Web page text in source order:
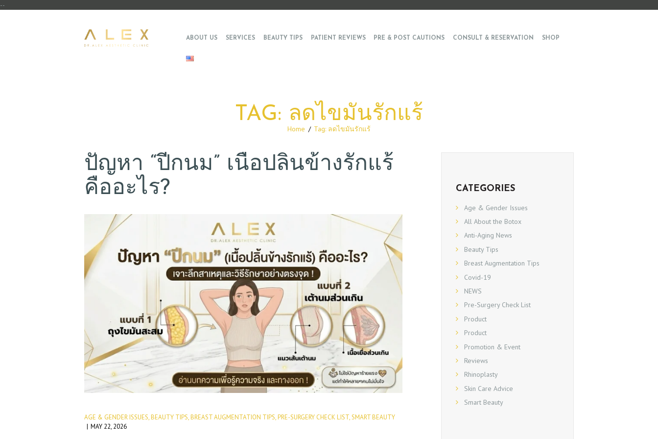
--
ABOUT US SERVICES BEAUTY TIPS PATIENT REVIEWS PRE & POST CAUTIONS CONSULT & RESERVATION SHOP
TAG: ลดไขมันรักแร้
Home Tag: ลดไขมันรักแร้
ปัญหา “ปีกนม” เนื้อปลิ้นข้างรักแร้
คืออะไร?
AGE & GENDER ISSUES,BEAUTY TIPS,BREAST AUGMENTATION TIPS,PRE-SURGERY CHECK LIST,SMART BEAUTY
MAY 22, 2026
CATEGORIES
Age & Gender Issues
All About the Botox
Anti-Aging News
Beauty Tips
Breast Augmentation Tips
Covid-19
NEWS
Pre-Surgery Check List
Product
Product
Promotion & Event
Reviews
Rhinoplasty
Skin Care Advice
Smart Beauty